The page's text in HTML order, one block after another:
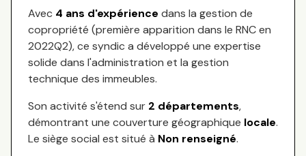
Avec 4 ans d'expérience dans la gestion de
copropriété (première apparition dans le RNC en
2022Q2), ce syndic a développé une expertise
solide dans l'administration et la gestion
technique des immeubles.
Son activité s'étend sur 2 départements,
démontrant une couverture géographique locale.
Le siège social est situé à Non renseigné.